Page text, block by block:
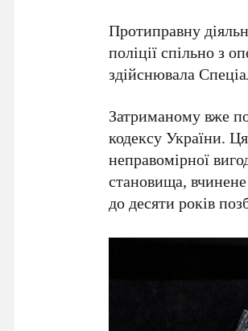
Протиправну
поліції спільно з
здійснювала
Затриманому вже
кодексу України.
неправомірної
становища,
додесяти років